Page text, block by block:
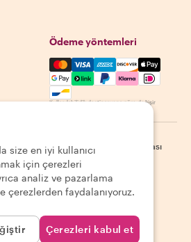
Ödeme yöntemleri
Mastercard, Visa, Amex,
Kullanılabilirlik destinasyona göre değişir
Gizlilik Politikası | Site haritası
size en iyi kullanıcı
için çerezleri
analiz ve pazarlama
çerezlerden faydalanıyoruz.
Çerezleri kabul et